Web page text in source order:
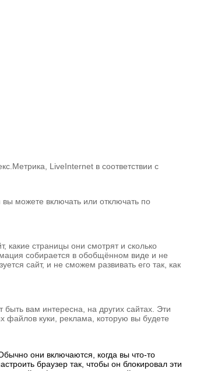
LiveInternet в соответствии с
вы можете включать или отключать по
какие страницы они смотрят и сколько
собирается в обобщённом виде и не
сайт, и не сможем развивать его так, как
вам интересна, на других сайтах. Эти
куки, реклама, которую вы будете
они включаются, когда вы что-то
браузер так, чтобы он блокировал эти